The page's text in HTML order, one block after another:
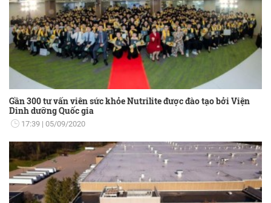
Gần 300 tư vấn viên sức khỏe Nutrilite được đào tạo bởi Viện
Dinh dưỡng Quốc gia
17:39 05/09/2020